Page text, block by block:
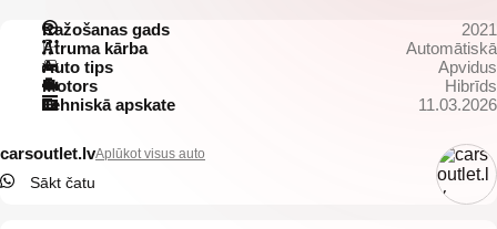
Ražošanas gads
2021
Ātruma kārba
Automātiskā
Auto tips
Apvidus
Motors
Hibrīds
Tehniskā apskate
11.03.2026
carsoutlet.lvAplūkot visus auto
Sākt čatu